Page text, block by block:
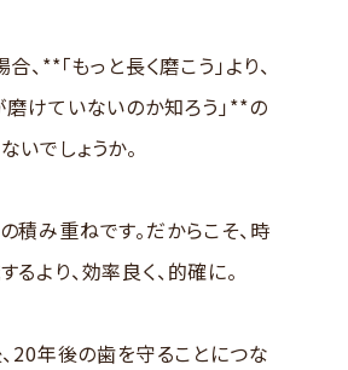
、**「もっと長く磨こう」より、
磨けていないのか知ろう」**の
でしょうか。
積み重ねです。だからこそ、時
より、効率良く、的確に。
20年後の歯を守ることにつな